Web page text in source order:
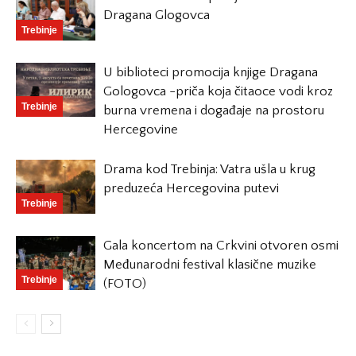
Trebinje
Dragana Glogovca
Trebinje
U biblioteci promocija knjige Dragana
Gologovca -priča koja čitaoce vodi kroz
burna vremena i događaje na prostoru
Hercegovine
Trebinje
Drama kod Trebinja: Vatra ušla u krug
preduzeća Hercegovina putevi
Trebinje
Gala koncertom na Crkvini otvoren osmi
Međunarodni festival klasične muzike
(FOTO)